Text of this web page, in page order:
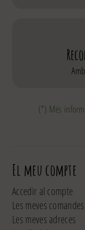
(*) Més
El meu compte
Accedir al compte
Les meves comandes
Les meves adreces